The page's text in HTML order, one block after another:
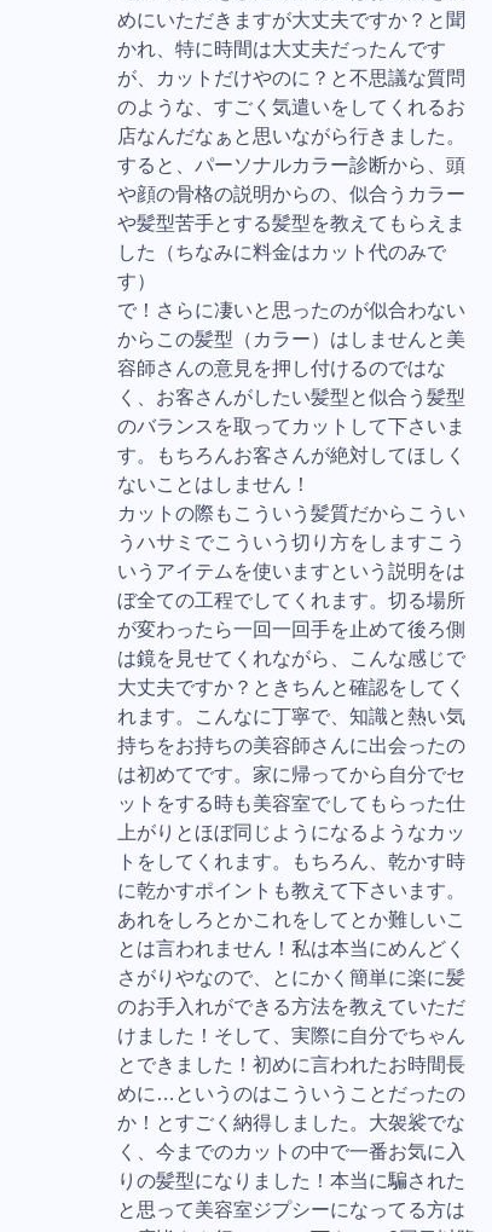
めにいただきますが大丈夫ですか？と聞
かれ、特に時間は大丈夫だったんです
が、カットだけやのに？と不思議な質問
のような、すごく気遣いをしてくれるお
店なんだなぁと思いながら行きました。
すると、パーソナルカラー診断から、頭
や顔の骨格の説明からの、似合うカラー
や髪型苦手とする髪型を教えてもらえま
した（ちなみに料金はカット代のみで
す）
で！さらに凄いと思ったのが似合わない
からこの髪型（カラー）はしませんと美
容師さんの意見を押し付けるのではな
く、お客さんがしたい髪型と似合う髪型
のバランスを取ってカットして下さいま
す。もちろんお客さんが絶対してほしく
ないことはしません！
カットの際もこういう髪質だからこうい
うハサミでこういう切り方をしますこう
いうアイテムを使いますという説明をは
ぼ全ての工程でしてくれます。切る場所
が変わったら一回一回手を止めて後ろ側
は鏡を見せてくれながら、こんな感じで
大丈夫ですか？ときちんと確認をしてく
れます。こんなに丁寧で、知識と熱い気
持ちをお持ちの美容師さんに出会ったの
は初めてです。家に帰ってから自分でセ
ットをする時も美容室でしてもらった仕
上がりとほぼ同じようになるようなカッ
トをしてくれます。もちろん、乾かす時
に乾かすポイントも教えて下さいます。
あれをしろとかこれをしてとか難しいこ
とは言われません！私は本当にめんどく
さがりやなので、とにかく簡単に楽に髪
のお手入れができる方法を教えていただ
けました！そして、実際に自分でちゃん
とできました！初めに言われたお時間長
めに…というのはこういうことだったの
か！とすごく納得しました。大袈裟でな
く、今までのカットの中で一番お気に入
りの髪型になりました！本当に騙された
と思って美容室ジプシーになってる方は